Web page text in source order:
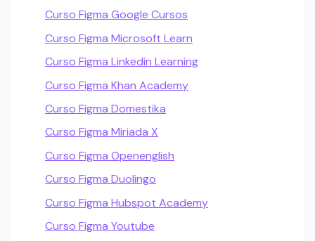
Curso Figma Google Cursos
Curso Figma Microsoft Learn
Curso Figma Linkedin Learning
Curso Figma Khan Academy
Curso Figma Domestika
Curso Figma Miriada X
Curso Figma Openenglish
Curso Figma Duolingo
Curso Figma Hubspot Academy
Curso Figma Youtube